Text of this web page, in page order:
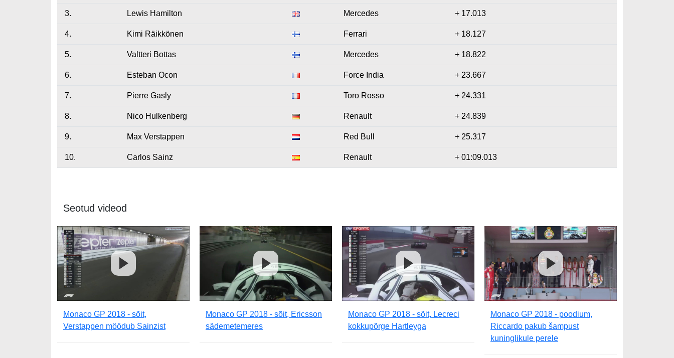
3. Lewis Hamilton Mercedes + 17.013
4. Kimi Räikkönen Ferrari + 18.127
5. Valtteri Bottas Mercedes + 18.822
6. Esteban Ocon Force India + 23.667
7. Pierre Gasly Toro Rosso + 24.331
8. Nico Hulkenberg Renault + 24.839
9. Max Verstappen Red Bull + 25.317
10. Carlos Sainz Renault + 01:09.013
Seotud videod
Monaco GP 2018 - sõit,
Verstappen möödub Sainzist
Monaco GP 2018 - sõit, Ericsson
sädemetemeres
Monaco GP 2018 - sõit, Lecreci
kokkupõrge Hartleyga
Monaco GP 2018 - poodium,
Riccardo pakub šampust
kuninglikule perele